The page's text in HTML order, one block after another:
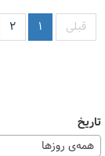
قبلی ۱ ۲
تاریخ
همه‌ی روزها